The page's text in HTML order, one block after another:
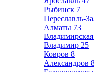
Рыбинск 7
Переславль-
Алматы 73
Владимирская
Владимир 25
Ковров 8
Александров 8